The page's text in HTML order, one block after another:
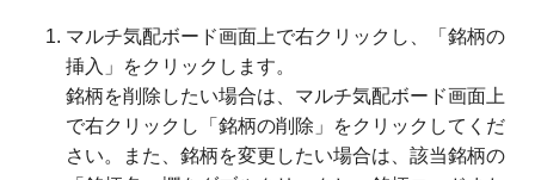
マルチ気配ボード画面上で右クリックし、「銘柄の
挿入」をクリックします。
銘柄を削除したい場合は、マルチ気配ボード画面上
で右クリックし「銘柄の削除」をクリックしてくだ
さい。また、銘柄を変更したい場合は、該当銘柄の